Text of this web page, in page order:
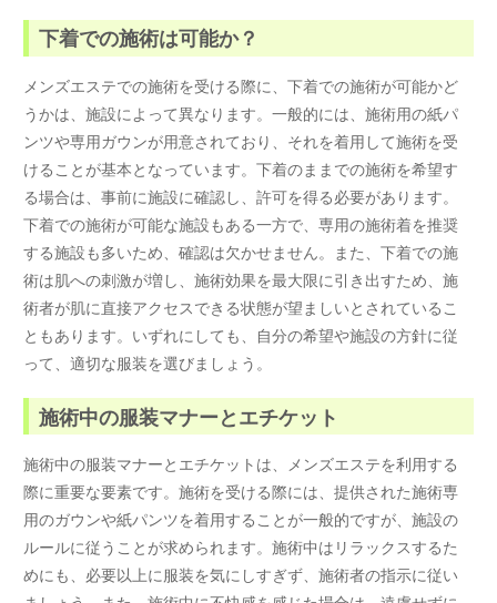
下着での施術は可能か？
メンズエステでの施術を受ける際に、下着での施術が可能かど
うかは、施設によって異なります。一般的には、施術用の紙パ
ンツや専用ガウンが用意されており、それを着用して施術を受
けることが基本となっています。下着のままでの施術を希望す
る場合は、事前に施設に確認し、許可を得る必要があります。
下着での施術が可能な施設もある一方で、専用の施術着を推奨
する施設も多いため、確認は欠かせません。また、下着での施
術は肌への刺激が増し、施術効果を最大限に引き出すため、施
術者が肌に直接アクセスできる状態が望ましいとされているこ
ともあります。いずれにしても、自分の希望や施設の方針に従
って、適切な服装を選びましょう。
施術中の服装マナーとエチケット
施術中の服装マナーとエチケットは、メンズエステを利用する
際に重要な要素です。施術を受ける際には、提供された施術専
用のガウンや紙パンツを着用することが一般的ですが、施設の
ルールに従うことが求められます。施術中はリラックスするた
めにも、必要以上に服装を気にしすぎず、施術者の指示に従い